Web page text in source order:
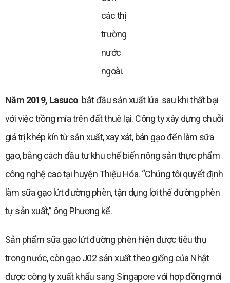
các thị
trường
nước
ngoài.
Năm 2019, Lasuco bắt đầu sản xuất lúa sau khi thất bại
với việc trồng mía trên đất thuê lại. Công ty xây dựng chuỗi
giá trị khép kín từ sản xuất, xay xát, bán gạo đến làm sữa
gạo, bằng cách đầu tư khu chế biến nông sản thực phẩm
công nghệ cao tại huyện Thiệu Hóa. “Chúng tôi quyết định
làm sữa gạo lứt đường phèn, tận dụng lợi thế đường phèn
tự sản xuất,” ông Phương kể.
Sản phẩm sữa gạo lứt đường phèn hiện được tiêu thụ
trong nước, còn gạo J02 sản xuất theo giống của Nhật
được công ty xuất khẩu sang Singapore với hợp đồng mới